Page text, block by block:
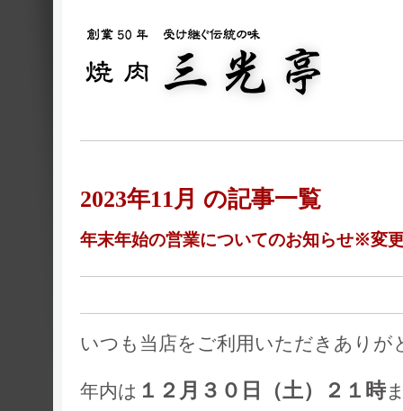
2023年11月 の記事一覧
年末年始の営業についてのお知らせ※変
いつも当店をご利用いただきありが
年内は １２月３０日（土）２１時